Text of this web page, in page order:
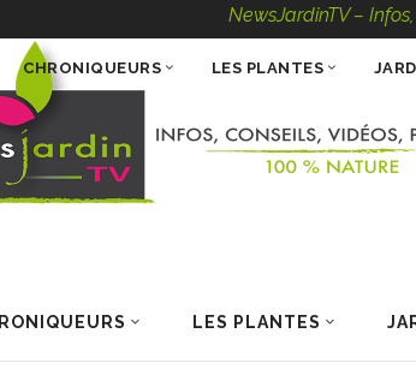
NewsJardinTV – Infos, Conseils,
LES PLANTES
CHRONIQUEURS LES PLANTES